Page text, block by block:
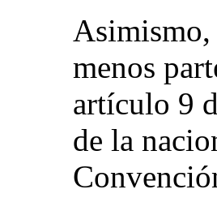
Asimismo,
menos
artículo 9
de la